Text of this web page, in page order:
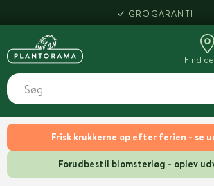
Frisk krukkerne op efter ferien - se
Forudbestil blomsterløg - oplev
HENT SAMME DAG
Find